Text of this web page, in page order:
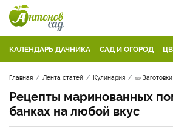
КАЛЕНДАРЬ ДАЧНИКА САД И ОГОРОД
Главная Лента статей Кулинария 🥒 Заготовки
Рецепты маринованных
банках на любой вкус